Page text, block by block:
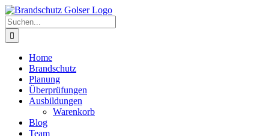
Skip
to
content
Suche
nach:
Home
Brandschutz
Planung
Überprüfungen
Ausbildungen
Warenkorb
Blog
Team